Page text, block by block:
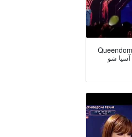
Queendom الحلقة 10 الاخيرة
آسيا شو